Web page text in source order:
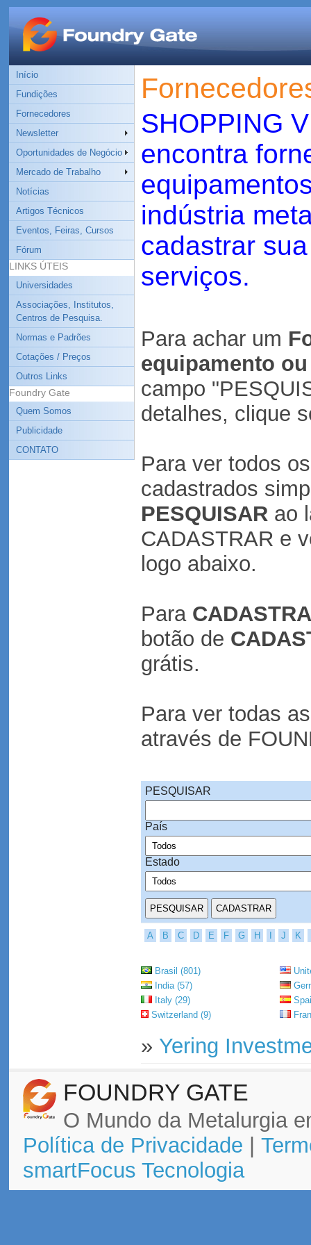
Início
Fundições
Fornecedores
Newsletter
Oportunidades de Negócio
Mercado de Trabalho
Notícias
Artigos Técnicos
Eventos, Feiras, Cursos
Fórum
LINKS ÚTEIS
Universidades
Associações, Institutos,
Centros de Pesquisa.
Normas e Padrões
Cotações / Preços
Outros Links
Foundry Gate
Quem Somos
Publicidade
CONTATO
SHOPPING
encontra
indústria
cadastrar
serviços.
Para achar um
equipamento
campo
detalhes, clique
Para ver todos
cadastrados
PESQUISARao
CADASTRAR e
logo abaixo.
Para
botão de
grátis.
Para ver todas
através de
PESQUISAR
País
Estado
A B C D E F G H J K
Brasil (801)
India (57)
Italy (29)
Switzerland (9)
» Yering
FOUNDRY GATE
O Mundo da Metalurgia
Política de Privacidade
smartFocus Tecnologia